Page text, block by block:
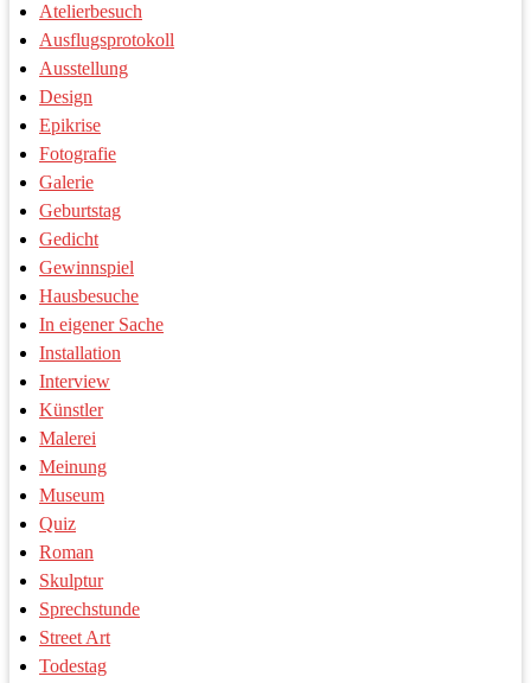
Atelierbesuch
Ausflugsprotokoll
Ausstellung
Design
Epikrise
Fotografie
Galerie
Geburtstag
Gedicht
Gewinnspiel
Hausbesuche
In eigener Sache
Installation
Interview
Künstler
Malerei
Meinung
Museum
Quiz
Roman
Skulptur
Sprechstunde
Street Art
Todestag